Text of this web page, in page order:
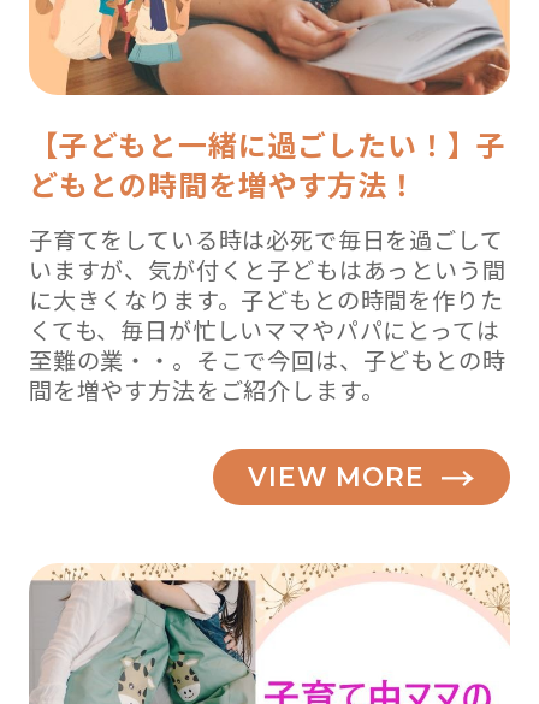
【子どもと一緒に過ごしたい！】子
どもとの時間を増やす方法！
子育てをしている時は必死で毎日を過ごして
いますが、気が付くと子どもはあっという間
に大きくなります。子どもとの時間を作りた
くても、毎日が忙しいママやパパにとっては
至難の業・・。そこで今回は、子どもとの時
間を増やす方法をご紹介します。
VIEW MORE